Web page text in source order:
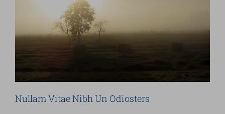
Nullam Vitae Nibh Un Odiosters